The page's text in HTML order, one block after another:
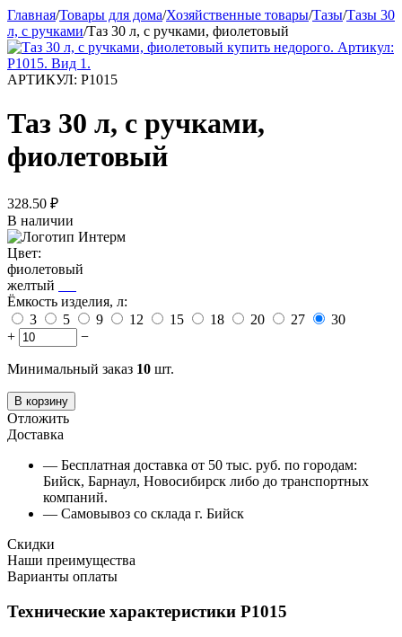
Главная/Товары для дома/Хозяйственные товары/Тазы/Тазы 30
л, с ручками/Таз 30 л, с ручками, фиолетовый
АРТИКУЛ: Р1015
Таз 30 л, с ручками,
фиолетовый
328.50 ₽
В наличии
Цвет:
фиолетовый
желтый
Ёмкость изделия, л:
3
5 9 12 15 18 20 27
30
+
−
Минимальный заказ 10 шт.
В корзину
Отложить
Доставка
— Бесплатная доставка от 50 тыс. руб. по городам:
Бийск, Барнаул, Новосибирск либо до транспортных
компаний.
— Самовывоз со склада г. Бийск
Скидки
Наши преимущества
Варианты оплаты
Технические характеристики Р1015